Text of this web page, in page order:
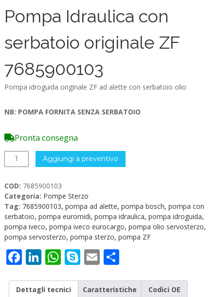
Pompa Idraulica con
serbatoio originale ZF
7685900103
Pompa idroguida originale ZF ad alette con serbatoio olio
NB: POMPA FORNITA SENZA SERBATOIO
Pronta consegna
Pompa
Idraulica
serbatoio
originale
ZF
7685900103
quantità
Aggiungi a preventivo
COD: 7685900103
Categoria: Pompe Sterzo
Tag: 7685900103, pompa ad alette, pompa bosch, pompa con
serbatoio, pompa euromidi, pompa idraulica, pompa idroguida,
pompa iveco, pompa iveco eurocargo, pompa olio servosterzo,
pompa servosterzo, pompa sterzo, pompa ZF
Facebook
LinkedIn
WhatsApp
Skype
EmailCondividi
Dettagli tecnici Caratteristiche
Codici OE